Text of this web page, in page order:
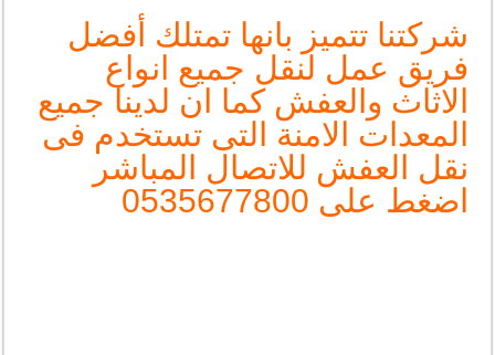
شركتنا تتميز بانها تمتلك أفضل
فريق عمل لنقل جميع انواع
الاثاث والعفش كما ان لدينا جميع
المعدات الامنة التى تستخدم فى
نقل العفش للاتصال المباشر
اضغط على 0535677800